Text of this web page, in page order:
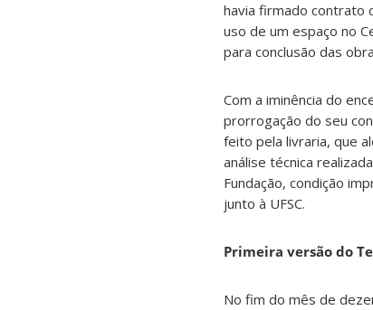
havia firmado contrato
uso de um espaço no
para conclusão das
Com a iminência do
prorrogação do seu
feito pela livraria, que
análise técnica
Fundação, condição
junto à UFSC.
Primeira versão do
No fim do mês de